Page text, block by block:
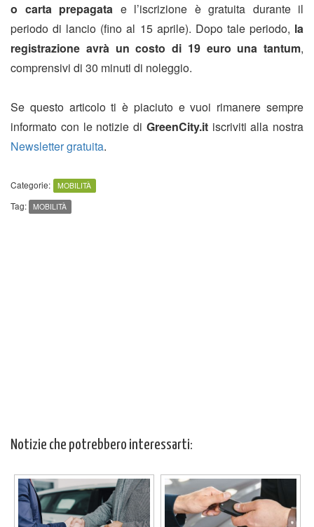
o carta prepagata e l’iscrizione è gratuita durante il
periodo di lancio (fino al 15 aprile). Dopo tale periodo, la
registrazione avrà un costo di 19 euro una tantum,
comprensivi di 30 minuti di noleggio.
Se questo articolo ti è piaciuto e vuoi rimanere sempre
informato con le notizie di GreenCity.itiscriviti alla nostra
Newsletter gratuita.
Categorie: MOBILITÀ
Tag: MOBILITÀ
Notizie che potrebbero interessarti: